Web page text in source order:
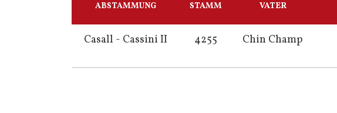
ABSTAMMUNG STAMM VATER
Casall - Cassini II 4255 Chin Champ